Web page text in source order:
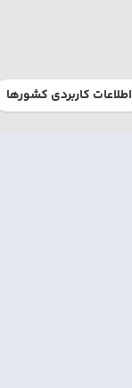
اطلاعات کاربردی کشورها